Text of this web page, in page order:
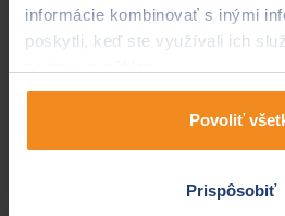
informácie kombinovať s inými
poskytli, keď ste využívali ich
Povoliť
Prispôsobiť
Typ poistenia:
Audi
2.0